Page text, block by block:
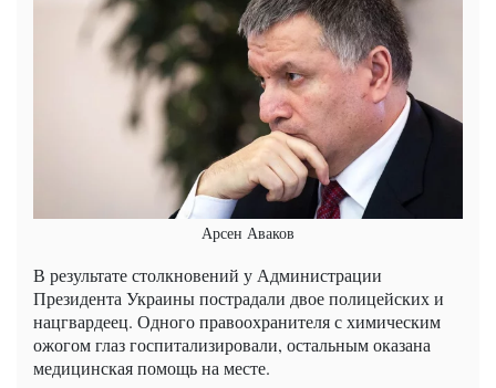
Арсен Аваков
В результате столкновений у Администрации
Президента Украины пострадали двое полицейских и
нацгвардеец. Одного правоохранителя с химическим
ожогом глаз госпитализировали, остальным оказана
медицинская помощь на месте.